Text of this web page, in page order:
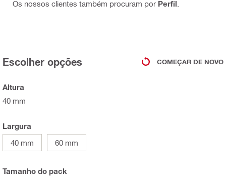
Os nossos clientes também procuram por Perfil
Escolher opções COMEÇAR DE NOVO
Altura
40 mm
Largura
40 mm
60 mm
Tamanho do pack